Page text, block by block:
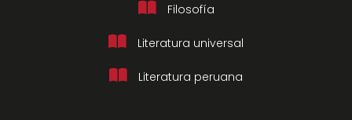
Filosofía
Literatura universal
Literatura peruana